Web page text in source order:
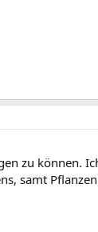
zu können.
samt